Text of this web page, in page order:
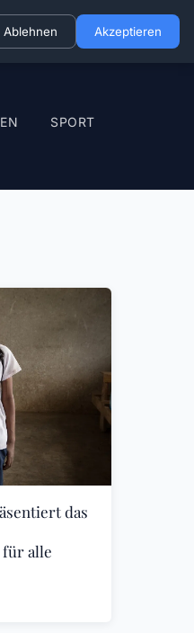
SPORT
das
alle
Ablehnen Akzeptieren